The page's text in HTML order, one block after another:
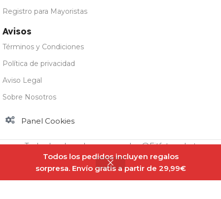
Todos los pedidos incluyen regalos
sorpresa. Envío gratis a partir de 29,99€
Registro para Mayoristas
Avisos
Términos y Condiciones
Política de privacidad
Aviso Legal
Sobre Nosotros
Panel Cookies
Todos los derechos reservados @Fitfatmarket